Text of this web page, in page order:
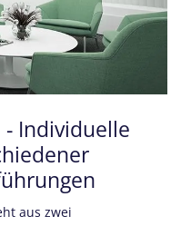
Individuelle
aus zwei